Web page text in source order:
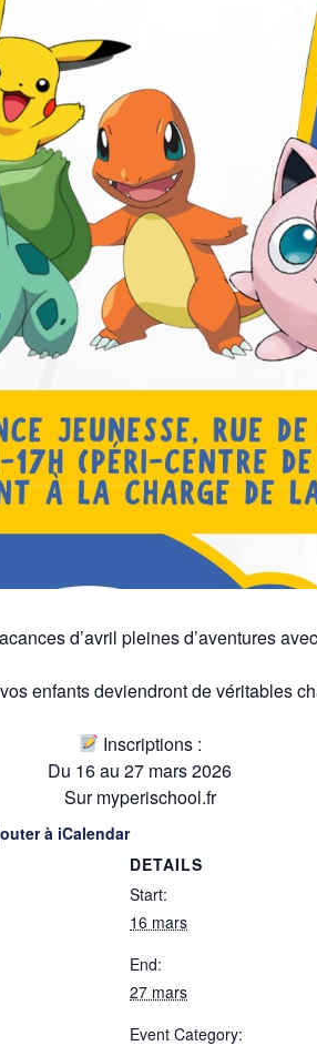
d’avril pleines d’aventures
enfants deviendront de véritables
Inscriptions :
Du 16 au 27 mars 2026
Sur myperischool.fr
à iCalendar
DETAILS
Start:
16 mars
End:
27 mars
Event Category: